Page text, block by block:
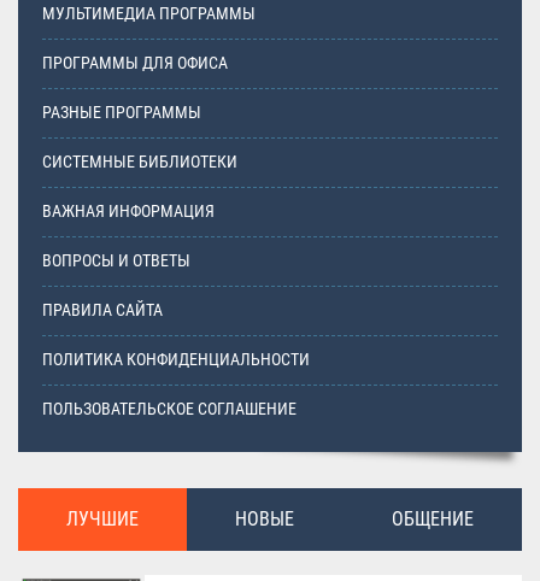
МУЛЬТИМЕДИА ПРОГРАММЫ
ПРОГРАММЫ ДЛЯ ОФИСА
РАЗНЫЕ ПРОГРАММЫ
СИСТЕМНЫЕ БИБЛИОТЕКИ
ВАЖНАЯ ИНФОРМАЦИЯ
ВОПРОСЫ И ОТВЕТЫ
ПРАВИЛА САЙТА
ПОЛИТИКА КОНФИДЕНЦИАЛЬНОСТИ
ПОЛЬЗОВАТЕЛЬСКОЕ СОГЛАШЕНИЕ
ЛУЧШИЕ НОВЫЕ ОБЩЕНИЕ